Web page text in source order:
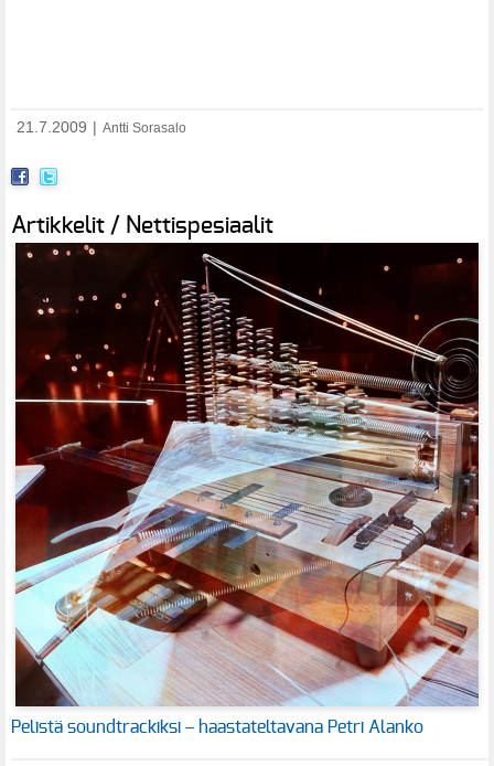
21.7.2009 Antti Sorasalo
Artikkelit / Nettispesiaalit
Pelistä soundtrackiksi – haastateltavana Petri Alanko